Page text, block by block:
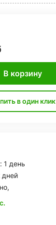
В корзину
в один клик
1 день
дней